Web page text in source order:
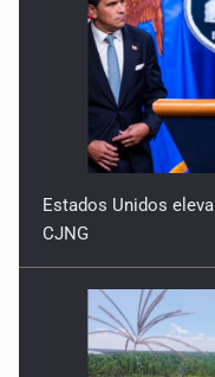
Estados Unidos
CJNG